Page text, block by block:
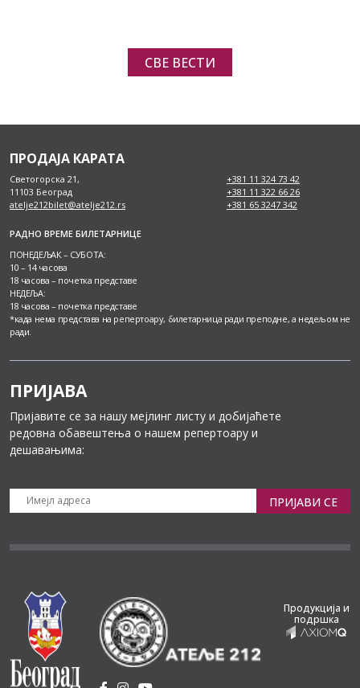
СВЕ ВЕСТИ
ПРОДАЈА КАРАТА
Светогорска 21,
11103 Београд
atelje212bilet@atelje212.rs
+381 11 324 73 42
+381 11 322 66 26
+381 65 3247 342
РАДНО ВРЕМЕ БИЛЕТАРНИЦЕ
ПОНЕДЕЉАК – СУБОТА:
10 – 14 часова
18 часова – почетка представе
НЕДЕЉА:
18 часова – почетка представе
*када нема представа на репертоару, билетарница ради преподне, а недељом не
ради.
ПРИЈАВА
Пријавите се за нашу мејлинг листу и добијаћете
редовна обавештења о нашем репертоару и
дешавањима:
ПРИЈАВИ СЕ
Продукција и
подршка